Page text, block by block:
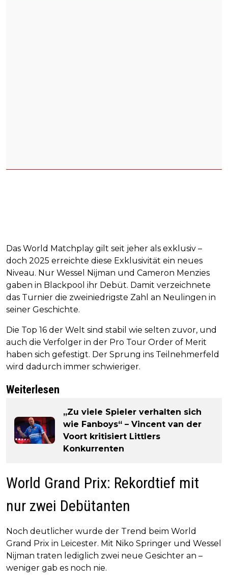
Das World Matchplay gilt seit jeher als exklusiv –
doch 2025 erreichte diese Exklusivität ein neues
Niveau. Nur Wessel Nijman und Cameron Menzies
gaben in Blackpool ihr Debüt. Damit verzeichnete
das Turnier die zweiniedrigste Zahl an Neulingen in
seiner Geschichte.
Die Top 16 der Welt sind stabil wie selten zuvor, und
auch die Verfolger in der Pro Tour Order of Merit
haben sich gefestigt. Der Sprung ins Teilnehmerfeld
wird dadurch immer schwieriger.
Weiterlesen
„Zu viele Spieler verhalten sich
wie Fanboys“ – Vincent van der
Voort kritisiert Littlers
Konkurrenten
World Grand Prix: Rekordtief mit
nur zwei Debütanten
Noch deutlicher wurde der Trend beim World
Grand Prix in Leicester. Mit Niko Springer und Wessel
Nijman traten lediglich zwei neue Gesichter an –
weniger gab es noch nie.